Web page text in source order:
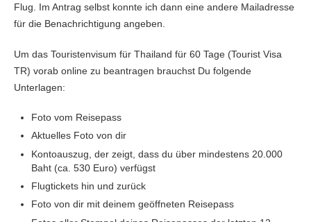
Flug. Im Antrag selbst konnte ich dann eine andere Mailadresse
für die Benachrichtigung angeben.
Um das Touristenvisum für Thailand für 60 Tage (Tourist Visa
TR) vorab online zu beantragen brauchst Du folgende
Unterlagen:
Foto vom Reisepass
Aktuelles Foto von dir
Kontoauszug, der zeigt, dass du über mindestens 20.000
Baht (ca. 530 Euro) verfügst
Flugtickets hin und zurück
Foto von dir mit deinem geöffneten Reisepass